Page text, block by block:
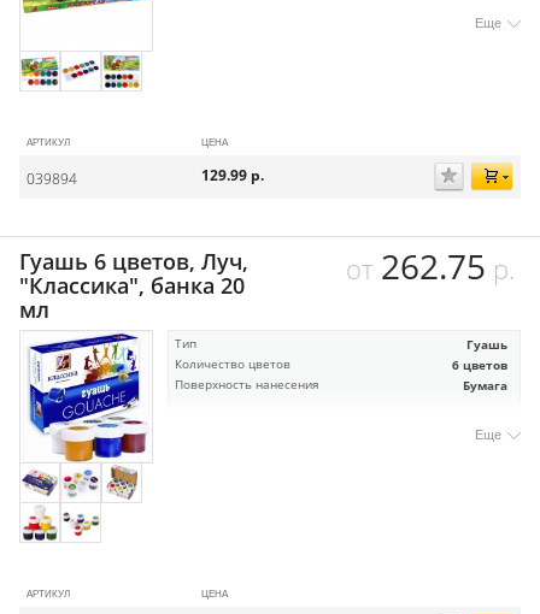
Еще
АРТИКУЛ ЦЕНА
039894 129.99 р.
Гуашь 6 цветов, Луч,
"Классика", банка 20
мл
от 262.75 р.
Тип Гуашь
Количество цветов 6 цветов
Поверхность нанесения Бумага
Еще
АРТИКУЛ ЦЕНА